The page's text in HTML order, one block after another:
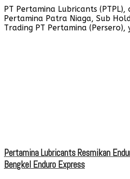
PT Pertamina Lubricants
Pertamina Patra Niaga, Sub
Trading PT Pertamina (Persero),
Pertamina Lubricants Resmikan
Bengkel Enduro Express